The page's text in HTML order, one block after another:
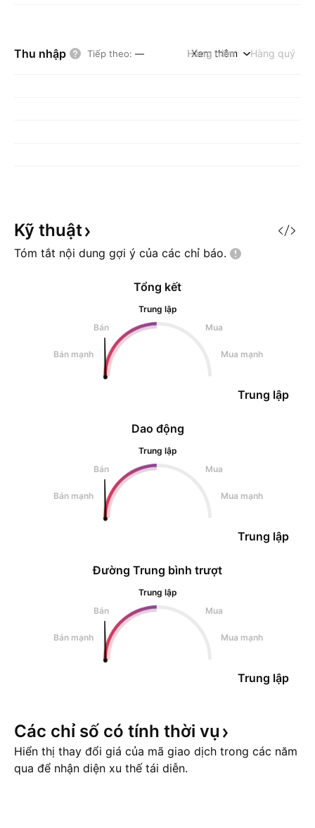
Thu nhập Tiếp theo: — Hàng năm Hàng quý
Xem thêm
Kỹ thuật
Tóm tắt nội dung gợi ý của các chỉ báo.
Dao động
Trung lập
Bán
Mua
Bán mạnh Mua mạnh
Trung lập
Tổng kết
Trung lập
Bán
Mua
Bán mạnh Mua mạnh
Trung lập
Đường Trung bình trượt
Trung lập
Bán
Mua
Bán mạnh Mua mạnh
Trung lập
Các chỉ số có tính thời vụ
Hiển thị thay đổi giá của mã giao dịch trong các năm
qua để nhận diện xu thế tái diễn.